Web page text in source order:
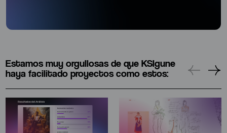
Estamos muy orgullosas de que KSIgune
haya facilitado proyectos como estos: